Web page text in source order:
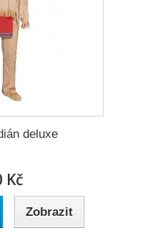
deluxe
Kč
Zobrazit